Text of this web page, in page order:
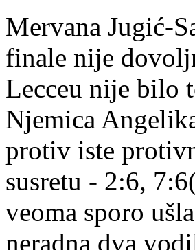
Mervana Jugić-
finale nije
Lecceu nije bilo
Njemica
protiv iste
susretu - 2:6,
veoma sporo
neradna dva